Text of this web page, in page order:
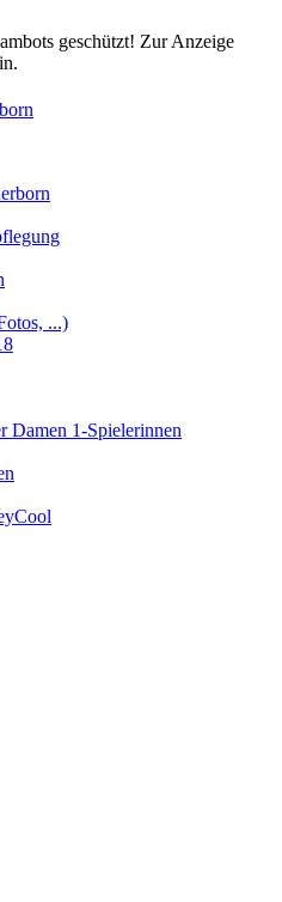
geschützt! Zur Anzeige
...)
Damen 1-Spielerinnen